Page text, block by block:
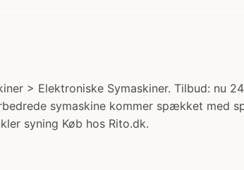
> Elektroniske Symaskiner. Tilbud: nu
symaskine kommer spækket med
syning Køb hos Rito.dk.